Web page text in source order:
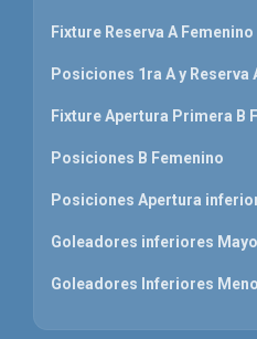
Fixture Reserva A Femenino
Posiciones 1ra A y Reserva
Fixture Apertura Primera B
Posiciones B Femenino
Posiciones Apertura
Goleadores inferiores
Goleadores Inferiores